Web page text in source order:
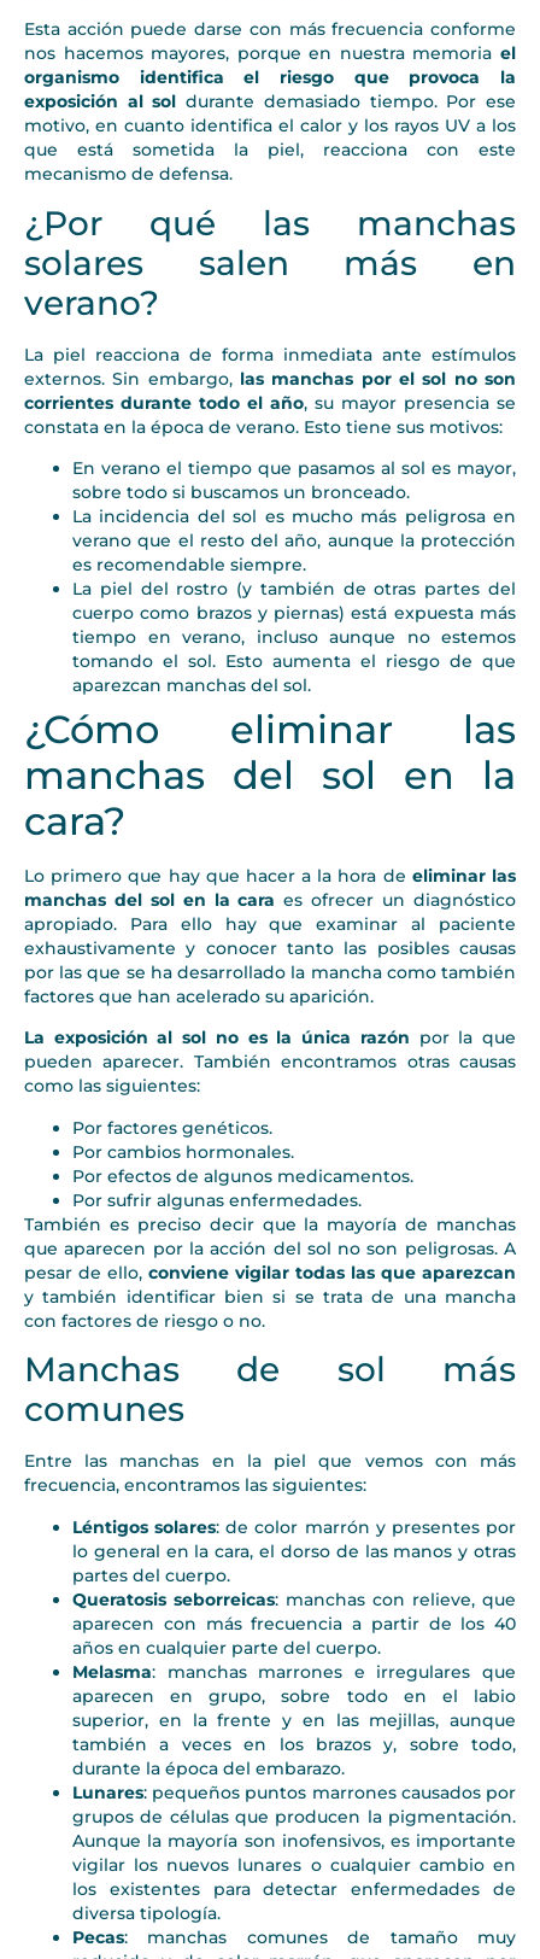
Esta acción puede darse con más frecuencia conforme
nos hacemos mayores, porque en nuestra memoria el
organismo identifica el riesgo que provoca la
exposición al sol durante demasiado tiempo. Por ese
motivo, en cuanto identifica el calor y los rayos UV a los
que está sometida la piel, reacciona con este
mecanismo de defensa.
¿Por qué las manchas
solares salen más en
verano?
La piel reacciona de forma inmediata ante estímulos
externos. Sin embargo,las manchas por el sol no son
corrientes durante todo el año, su mayor presencia se
constata en la época de verano. Esto tiene sus motivos:
En verano el tiempo que pasamos al sol es mayor,
sobre todo si buscamos un bronceado.
La incidencia del sol es mucho más peligrosa en
verano que el resto del año, aunque la protección
es recomendable siempre.
La piel del rostro (y también de otras partes del
cuerpo como brazos y piernas) está expuesta más
tiempo en verano, incluso aunque no estemos
tomando el sol. Esto aumenta el riesgo de que
aparezcan manchas del sol.
¿Cómo eliminar las
manchas del sol en la
cara?
Lo primero que hay que hacer a la hora de eliminar las
manchas del sol en la cara es ofrecer un diagnóstico
apropiado. Para ello hay que examinar al paciente
exhaustivamente y conocer tanto las posibles causas
por las que se ha desarrollado la mancha como también
factores que han acelerado su aparición.
La exposición al sol no es la única razón por la que
pueden aparecer. También encontramos otras causas
como las siguientes:
Por factores genéticos.
Por cambios hormonales.
Por efectos de algunos medicamentos.
Por sufrir algunas enfermedades.
También es preciso decir que la mayoría de manchas
que aparecen por la acción del sol no son peligrosas. A
pesar de ello, conviene vigilar todas las que aparezcan
y también identificar bien si se trata de una mancha
con factores de riesgo o no.
Manchas de sol más
comunes
Entre las manchas en la piel que vemos con más
frecuencia, encontramos las siguientes:
Léntigos solares: de color marrón y presentes por
lo general en la cara, el dorso de las manos y otras
partes del cuerpo.
Queratosis seborreicas: manchas con relieve, que
aparecen con más frecuencia a partir de los 40
años en cualquier parte del cuerpo.
Melasma: manchas marrones e irregulares que
aparecen en grupo, sobre todo en el labio
superior, en la frente y en las mejillas, aunque
también a veces en los brazos y, sobre todo,
durante la época del embarazo.
Lunares: pequeños puntos marrones causados por
grupos de células que producen la pigmentación.
Aunque la mayoría son inofensivos, es importante
vigilar los nuevos lunares o cualquier cambio en
los existentes para detectar enfermedades de
diversa tipología.
Pecas: manchas comunes de tamaño muy